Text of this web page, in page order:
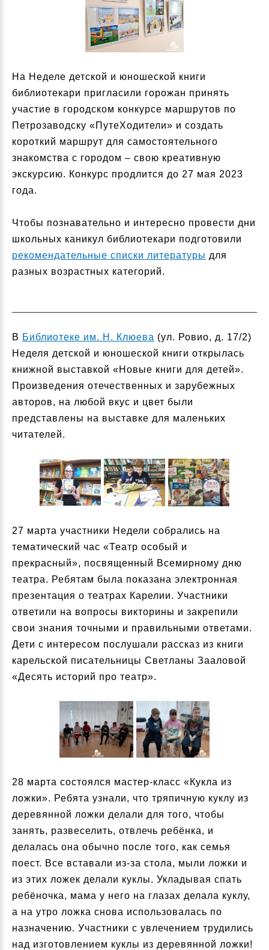
На Неделе детской и юношеской книги
библиотекари пригласили горожан принять
участие в городском конкурсе маршрутов по
Петрозаводску «ПутеХодители» и создать
короткий маршрут для самостоятельного
знакомства с городом – свою креативную
экскурсию. Конкурс продлится до 27 мая 2023
года.
Чтобы познавательно и интересно провести дни
школьных каникул библиотекари подготовили
рекомендательные списки литературы для
разных возрастных категорий.
В Библиотеке им. Н. Клюева (ул. Ровио, д. 17/2)
Неделя детской и юношеской книги открылась
книжной выставкой «Новые книги для детей».
Произведения отечественных и зарубежных
авторов, на любой вкус и цвет были
представлены на выставке для маленьких
читателей.
27 марта участники Недели собрались на
тематический час «Театр особый и
прекрасный», посвященный Всемирному дню
театра. Ребятам была показана электронная
презентация о театрах Карелии. Участники
ответили на вопросы викторины и закрепили
свои знания точными и правильными ответами.
Дети с интересом послушали рассказ из книги
карельской писательницы Светланы Зааловой
«Десять историй про театр».
28 марта состоялся мастер-класс «Кукла из
ложки». Ребята узнали, что тряпичную куклу из
деревянной ложки делали для того, чтобы
занять, развеселить, отвлечь ребёнка, и
делалась она обычно после того, как семья
поест. Все вставали из-за стола, мыли ложки и
из этих ложек делали куклы. Укладывая спать
ребёночка, мама у него на глазах делала куклу,
а на утро ложка снова использовалась по
назначению. Участники с увлечением трудились
над изготовлением куклы из деревянной ложки!